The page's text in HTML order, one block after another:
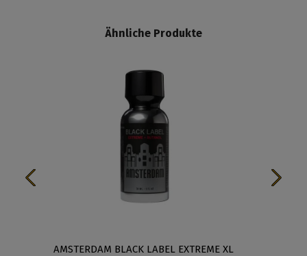
Ähnliche Produkte
AMSTERDAM BLACK LABEL EXTREME XL